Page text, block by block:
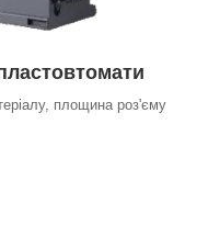
площина роз'єму